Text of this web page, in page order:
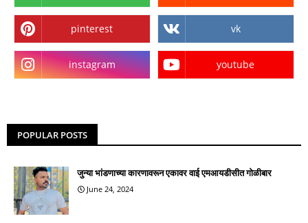
pinterest vk
instagram youtube
POPULAR POSTS
जुन्या भांडणाच्या कारणावरून एकावर वाई एमआयडीसीत गोळीबार
June 24, 2024